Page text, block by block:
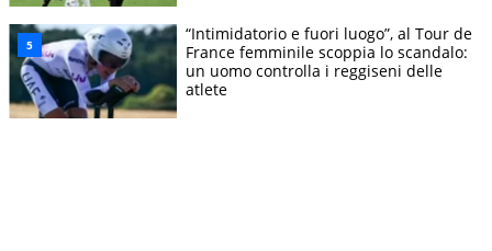
“Intimidatorio e fuori luogo”, al Tour de
France femminile scoppia lo scandalo:
un uomo controlla i reggiseni delle
atlete